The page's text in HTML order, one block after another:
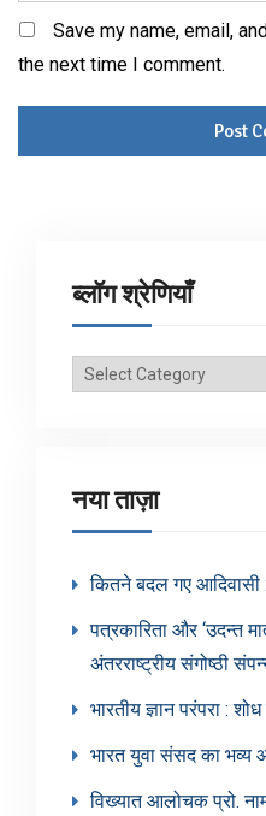
Save my name, email,
the next time I comment.
ब्लॉग श्रेणियाँ
ब्लॉग
नया ताज़ा
कितने बदल गए आदिवासी
पत्रकारिता और ‘उदन्त
अंतरराष्ट्रीय संगोष्ठी
भारतीय ज्ञान परंपरा :
भारत युवा संसद का भव्य
विख्यात आलोचक प्रो.